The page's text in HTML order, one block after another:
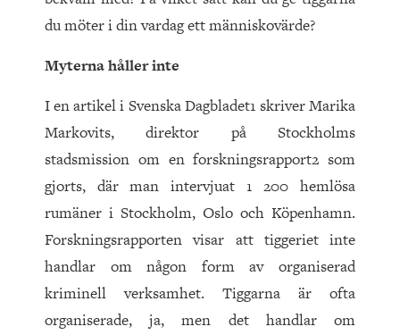
du möter i din vardag ett människovärde?
Myterna håller inte
I en artikel i Svenska Dagbladet1 skriver Marika
Markovits, direktor på Stockholms
stadsmission om en forskningsrapport2 som
gjorts, där man intervjuat 1 200 hemlösa
rumäner i Stockholm, Oslo och Köpenhamn.
Forskningsrapporten visar att tiggeriet inte
handlar om någon form av organiserad
kriminell verksamhet. Tiggarna är ofta
organiserade, ja, men det handlar om